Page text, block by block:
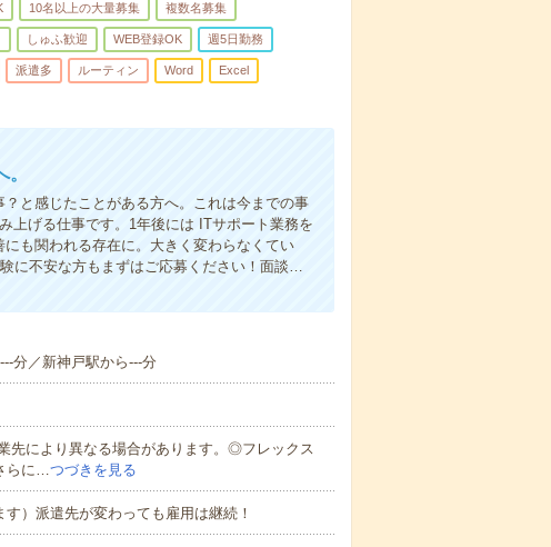
10名以上の大量募集 複数名募集
しゅふ歓迎 WEB登録OK 週5日勤務
派遣多 ルーティン Word Excel
と感じたことがある方へ。これは今までの事
上げる仕事です。1年後には ITサポート業務を
も関われる存在に。大きく変わらなくてい
に不安な方もまずはご応募ください！面談…
分／新神戸駅から---分
先により異なる場合があります。◎フレックス
らに…つづきを見る
）派遣先が変わっても雇用は継続！